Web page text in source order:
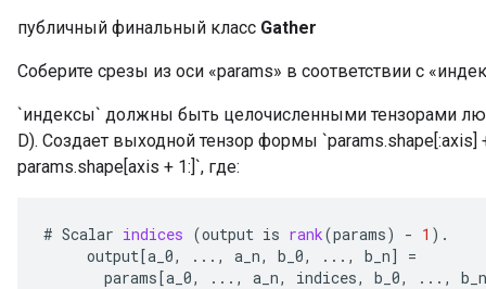
публичный финальный класс Gather
Соберите срезы из оси «params» в соответствии с
`индексы` должны быть целочисленными тензорами
D). Создает выходной тензор формы `params.shape[:axis]
params.shape[axis + 1:]`, где:
# Scalar indices (output is rank(params) - 1 ).
output[a_0, ..., a_n, b_0, ..., b_n]
=
params[a_0, ..., a_n, indices, b_0, ..., b_n